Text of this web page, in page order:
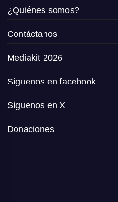
¿Quiénes somos?
Contáctanos
Mediakit 2026
Síguenos en facebook
Síguenos en X
Donaciones